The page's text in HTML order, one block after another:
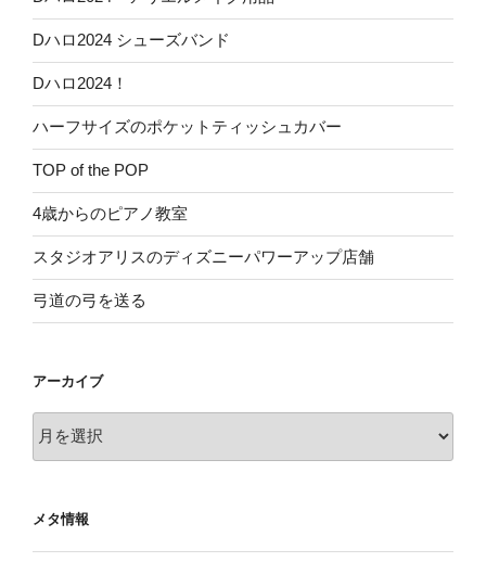
Dハロ2024 シューズバンド
Dハロ2024！
ハーフサイズのポケットティッシュカバー
TOP of the POP
4歳からのピアノ教室
スタジオアリスのディズニーパワーアップ店舗
弓道の弓を送る
アーカイブ
ー
ブ
メタ情報